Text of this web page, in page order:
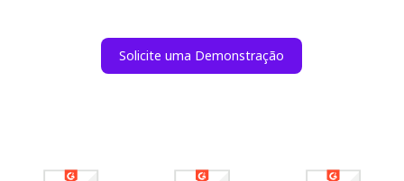
Solicite uma Demonstração